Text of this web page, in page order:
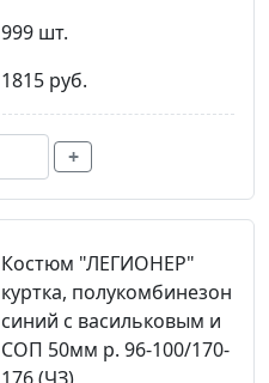
999 шт.
1815 руб.
+
Костюм "ЛЕГИОНЕР"
куртка, полукомбинезон
синий с васильковым и
СОП 50мм р. 96-100/170-